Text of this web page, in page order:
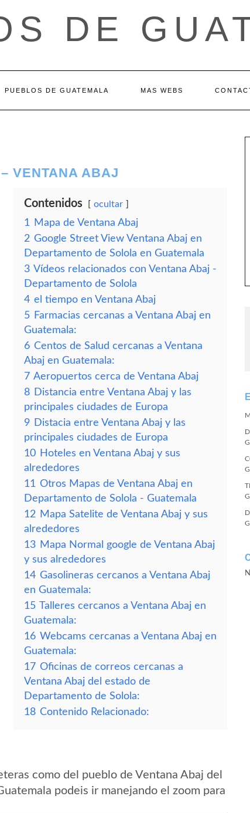
DE
PUEBLOS DE GUATEMALA MAS WEBS
VENTANA ABAJ
Contenidos ocultar
1
Mapa de Ventana Abaj
2 Google Street View Ventana Abaj en
Departamento de Solola en Guatemala
3 Vídeos relacionados con Ventana Abaj -
Departamento de Solola
4 el tiempo en Ventana Abaj
5 Farmacias cercanas a Ventana Abaj en
Guatemala:
6 Centos de Salud cercanas a Ventana
Abaj en Guatemala:
7 Aeropuertos cerca de Ventana Abaj
8 Distancia entre Ventana Abaj y las
principales ciudades de Europa
9 Distacia entre Ventana Abaj y las
principales ciudades de Europa
10 Hoteles en Ventana Abaj y sus
alrededores
11 Otros Mapas de Ventana Abaj en
Departamento de Solola - Guatemala
12 Mapa Satelite de Ventana Abaj y sus
alrededores
13 Mapa Normal google de Ventana Abaj
y sus alrededores
14 Gasolineras cercanos a Ventana Abaj
en Guatemala:
15 Talleres cercanos a Ventana Abaj en
Guatemala:
16 Webcams cercanas a Ventana Abaj en
Guatemala:
17 Oficinas de correos cercanas a
Ventana Abaj del estado de
Departamento de Solola:
18 Contenido Relacionado:
como del pueblo de Ventana Abaj del
podeis ir manejando el zoom para